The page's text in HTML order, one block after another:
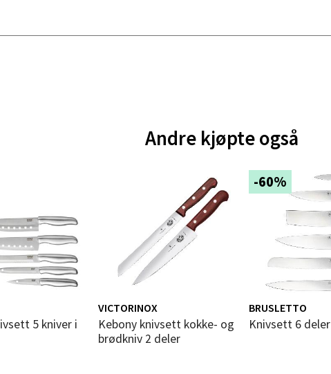
Andre kjøpte også
VICTORINOX
Kebony knivsett kokke- og
brødkniv 2 deler
-60%
BRUSLETTO
Knivsett 6 deler
Ålesund - Thon Senter Moa
0 i butikk
Molde - Moldetorget
Torget 1, 6413 Molde
Åpent i dag 10-20